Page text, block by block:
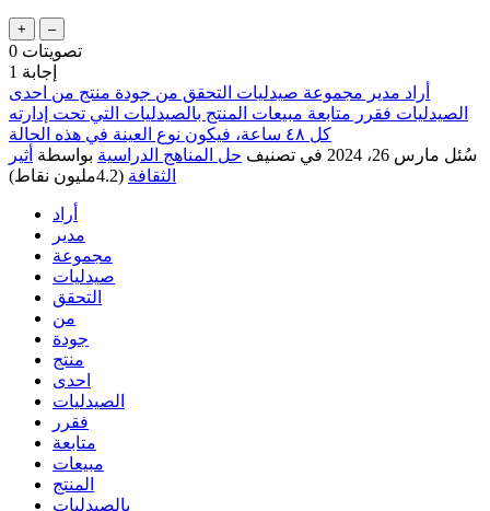
0 تصويتات
1 إجابة
أراد مدير مجموعة صيدليات التحقق من جودة منتج من احدى
الصيدليات فقرر متابعة مبيعات المنتج بالصيدليات التي تحت إدارته
كل ٤٨ ساعة، فيكون نوع العينة في هذه الحالة
سُئل مارس 26، 2024 في تصنيف حل المناهج الدراسية بواسطة أثير
الثقافة (4.2مليون نقاط)
أراد
مدير
مجموعة
صيدليات
التحقق
من
جودة
منتج
احدى
الصيدليات
فقرر
متابعة
مبيعات
المنتج
بالصيدليات